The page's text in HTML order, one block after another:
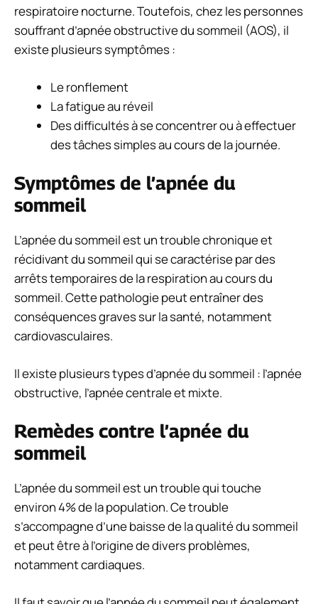
respiratoire nocturne. Toutefois, chez les personnes
souffrant d’apnée obstructive du sommeil (AOS), il
existe plusieurs symptômes :
Le ronflement
La fatigue au réveil
Des difficultés à se concentrer ou à effectuer
des tâches simples au cours de la journée.
Symptômes de l’apnée du
sommeil
L’apnée du sommeil est un trouble chronique et
récidivant du sommeil qui se caractérise par des
arrêts temporaires de la respiration au cours du
sommeil. Cette pathologie peut entraîner des
conséquences graves sur la santé, notamment
cardiovasculaires.
Il existe plusieurs types d’apnée du sommeil : l’apnée
obstructive, l’apnée centrale et mixte.
Remèdes contre l’apnée du
sommeil
L’apnée du sommeil est un trouble qui touche
environ 4% de la population. Ce trouble
s’accompagne d’une baisse de la qualité du sommeil
et peut être à l’origine de divers problèmes,
notamment cardiaques.